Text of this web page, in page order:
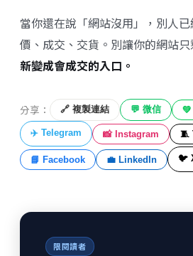
當你還在說「網站沒用」，別人
價、成交、交貨。別讓你的網站只
新變成會成交的入口。
分享： 🔗 複製連結 💬 微信
✈️ Telegram 📸 Instagram 🧵
📘 Facebook 💼 LinkedIn 🐦
限閱讀者